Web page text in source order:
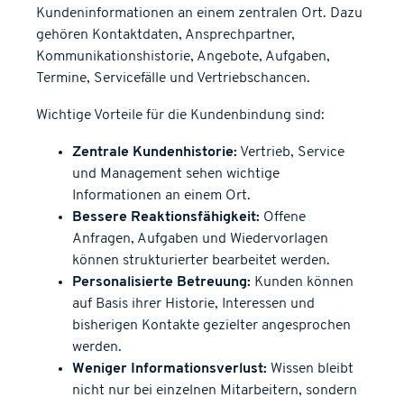
Kundeninformationen an einem zentralen Ort. Dazu
gehören Kontaktdaten, Ansprechpartner,
Kommunikationshistorie, Angebote, Aufgaben,
Termine, Servicefälle und Vertriebschancen.
Wichtige Vorteile für die Kundenbindung sind:
Zentrale Kundenhistorie: Vertrieb, Service
und Management sehen wichtige
Informationen an einem Ort.
Bessere Reaktionsfähigkeit: Offene
Anfragen, Aufgaben und Wiedervorlagen
können strukturierter bearbeitet werden.
Personalisierte Betreuung: Kunden können
auf Basis ihrer Historie, Interessen und
bisherigen Kontakte gezielter angesprochen
werden.
Weniger Informationsverlust: Wissen bleibt
nicht nur bei einzelnen Mitarbeitern, sondern